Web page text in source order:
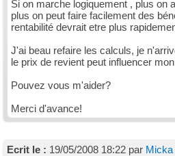
Si on marche logiquement , plus on
plus on peut faire facilement des
rentabilité devrait etre plus
J'ai beau refaire les calculs, je
le prix de revient peut influencer
Pouvez vous m'aider?
Merci d'avance!
Ecrit le : 19/05/2008 18:22 par Micka